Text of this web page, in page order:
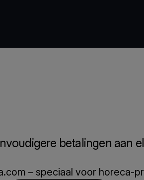
betalingen aan
– speciaal voor horeca-